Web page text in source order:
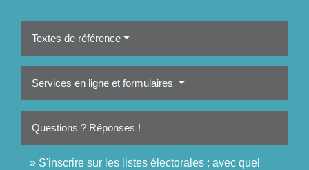
Textes de référence
Services en ligne et formulaires
Questions ? Réponses !
S'inscrire sur les listes électorales : avec quel